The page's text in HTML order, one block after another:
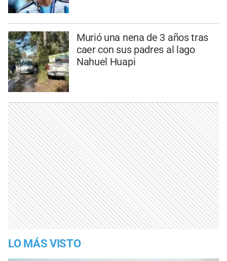
Murió una nena de 3 años tras
caer con sus padres al lago
Nahuel Huapi
LO MÁS VISTO